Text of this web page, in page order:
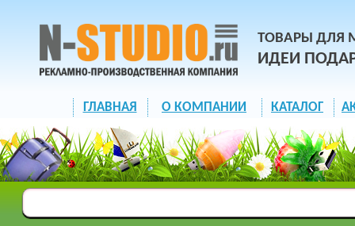
ТОВАРЫ ДЛЯ
ИДЕИ
ГЛАВНАЯ О КОМПАНИИ КАТАЛОГ